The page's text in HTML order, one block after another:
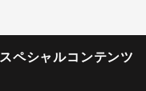
スペシャルコンテンツ